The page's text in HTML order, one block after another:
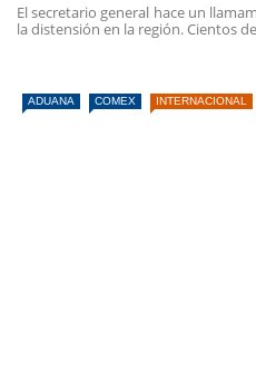
El secretario general hace un
la distensión en la región. Cientos
ADUANA COMEX INTERNACIONAL